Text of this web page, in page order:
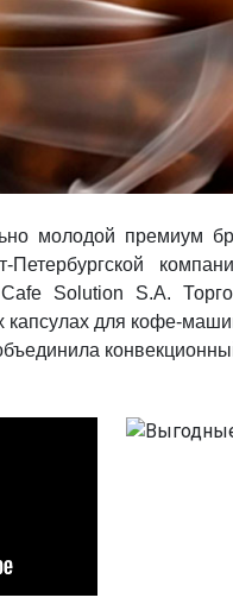
молодой премиум
Петербургской
Solution S.A.
для кофе-